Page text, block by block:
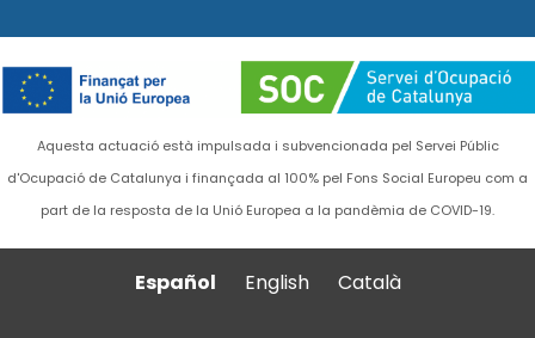
Aquesta actuació està impulsada i subvencionada pel Servei Públic
d'Ocupació de Catalunya i finançada al 100% pel Fons Social Europeu com a
part de la resposta de la Unió Europea a la pandèmia de COVID-19.
Español English Català